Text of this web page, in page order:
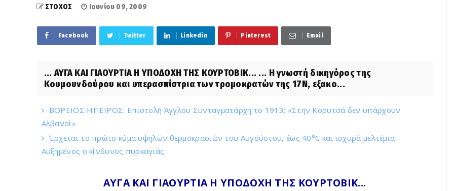
ΣΤΟΧΟΣ Ιουνίου 09, 2009
Facebook Twitter Linkedin Pinterest Email
... ΑΥΓΑ ΚΑΙ ΓΙΑΟΥΡΤΙΑ Η ΥΠΟΔΟΧΗ ΤΗΣ ΚΟΥΡΤΟΒΙΚ... ... Η γνωστή δικηγόρος της
Κουμουνδούρου και υπερασπίστρια των τρομοκρατών της 17Ν, εξακο...
ΒΟΡΕΙΟΣ ΗΠΕΙΡΟΣ: Επιστολή Άγγλου Συνταγματάρχη το 1913: «Στην Κορυτσά δεν υπάρχουν
Αλβανοί»
Έρχεται το πρώτο κύμα υψηλών θερμοκρασιών του Αυγούστου, έως 40°C και ισχυρά μελτέμια -
Αυξημένος ο κίνδυνος πυρκαγιάς
ΑΥΓΑ ΚΑΙ ΓΙΑΟΥΡΤΙΑ Η ΥΠΟΔΟΧΗ ΤΗΣ ΚΟΥΡΤΟΒΙΚ...